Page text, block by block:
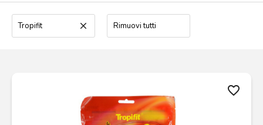
Tropifit clear Rimuovi tutti
favorite_border